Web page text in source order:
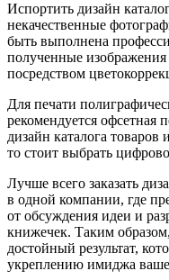
Испортить дизайн
некачественные
быть выполнена
полученные изображения
посредством
Для печати
рекомендуется офсетная
дизайн каталога товаров
то стоит выбрать
Лучше всего заказать
в одной компании, где
от обсуждения идеи и
книжечек. Таким
достойный результат,
укреплению имиджа